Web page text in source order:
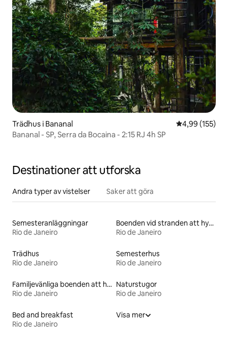
Trädhus i Bananal 4,99 av 5 i
4,99 (155)
Bananal - SP, Serra da Bocaina - 2:15 RJ 4h SP
Destinationer att utforska
Andra typer av vistelser Saker att göra
Semesteranläggningar
Rio de Janeiro
Boenden vid stranden att hyra
Rio de Janeiro
Trädhus
Rio de Janeiro
Semesterhus
Rio de Janeiro
Familjevänliga boenden att hyra
Rio de Janeiro
Naturstugor
Rio de Janeiro
Bed and breakfast
Rio de Janeiro
Visa mer